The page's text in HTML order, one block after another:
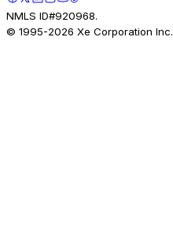
NMLS ID#920968.
© 1995-2026 Xe Corporation Inc.